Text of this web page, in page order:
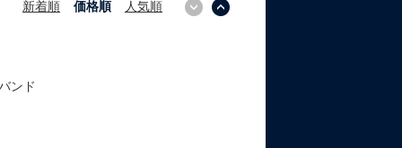
新着順 価格順 人気順
ンド